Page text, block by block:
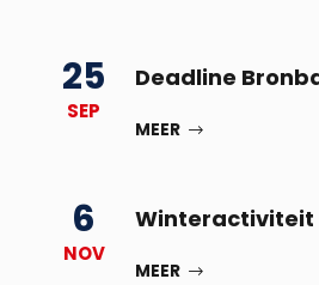
25
SEP
Deadline
MEER
6
NOV
Winteractiviteit
MEER